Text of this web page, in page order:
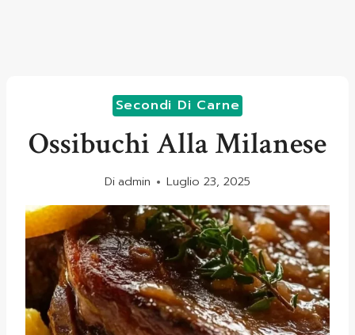
Secondi Di Carne
Ossibuchi Alla Milanese
Di admin Luglio 23, 2025